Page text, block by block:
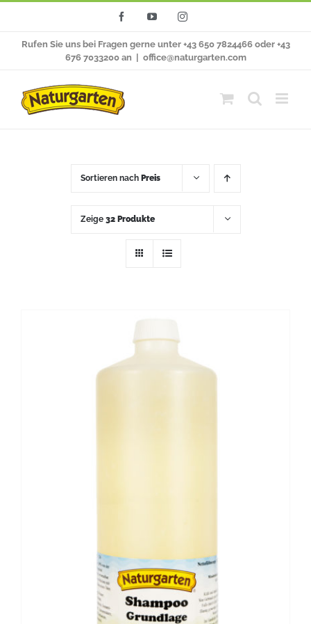
FacebookYouTubeInstagram
Rufen Sie uns bei Fragen gerne unter +43 650 7824466 oder +43
676 7033200 an
office@naturgarten.com
Sortieren nach Preis
Zeige 32 Produkte